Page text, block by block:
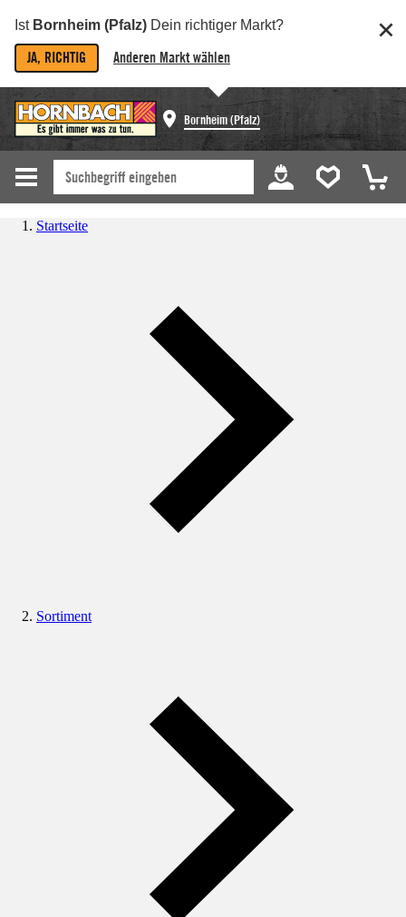
Ist Bornheim (Pfalz) Dein richtiger Markt?
JA, RICHTIG Anderen Markt wählen
Bornheim (Pfalz)
Startseite
Sortiment